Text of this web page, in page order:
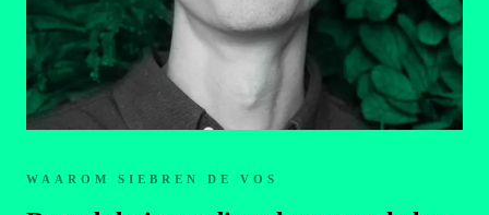
WAAROM SIEBREN DE VOS